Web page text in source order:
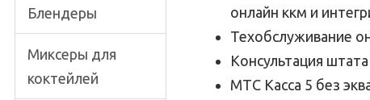
Блендеры
Миксеры для
коктейлей
онлайн ккм и
Техобслуживание
Консультация
МТС Касса 5 без